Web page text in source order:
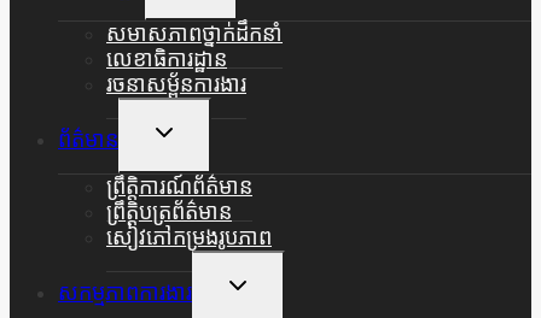
Menu
សមាសភាពថ្នាក់ដឹកនាំ
លេខាធិការដ្ឋាន
រចនាសម្ព័នការងារ
ព័ត៌មាន
Toggle
Menu
ព្រឹត្តិការណ៍ព័ត៌មាន
ព្រឹត្តិបត្រព័ត៌មាន
សៀវភៅកម្រងរូបភាព
សកម្មភាពការងារ
Toggle